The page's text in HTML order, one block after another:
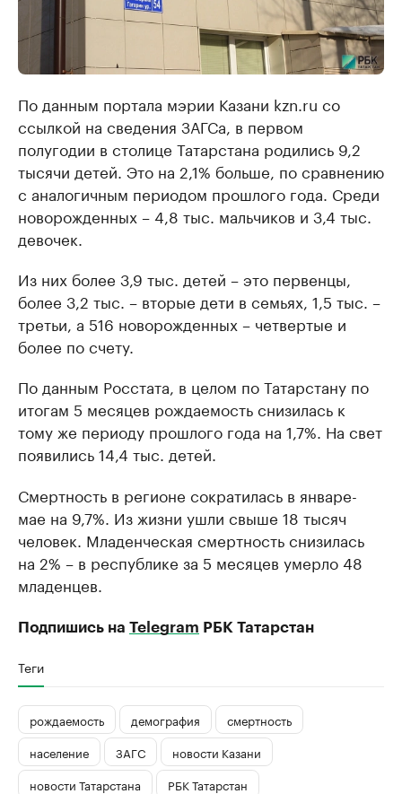
По данным портала мэрии Казани kzn.ru со
ссылкой на сведения ЗАГСа, в первом
полугодии в столице Татарстана родились 9,2
тысячи детей. Это на 2,1% больше, по сравнению
с аналогичным периодом прошлого года. Среди
новорожденных – 4,8 тыс. мальчиков и 3,4 тыс.
девочек.
Из них более 3,9 тыс. детей – это первенцы,
более 3,2 тыс. – вторые дети в семьях, 1,5 тыс. –
третьи, а 516 новорожденных – четвертые и
более по счету.
По данным Росстата, в целом по Татарстану по
итогам 5 месяцев рождаемость снизилась к
тому же периоду прошлого года на 1,7%. На свет
появились 14,4 тыс. детей.
Смертность в регионе сократилась в январе-
мае на 9,7%. Из жизни ушли свыше 18 тысяч
человек. Младенческая смертность снизилась
на 2% – в республике за 5 месяцев умерло 48
младенцев.
Подпишись на Telegram РБК Татарстан
Теги
рождаемость демография
смертность
население
ЗАГС
новости Казани
новости Татарстана
РБК Татарстан